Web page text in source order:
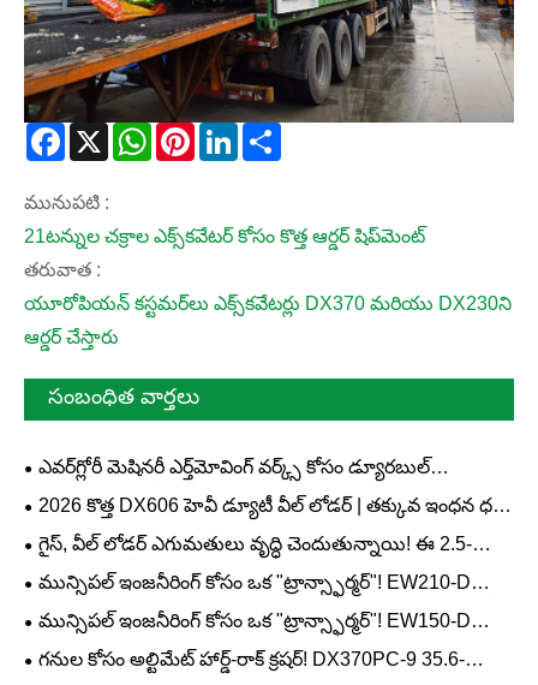
Facebook
X WhatsAppPinterestLinkedIn
మునుపటి :
21టన్నుల చక్రాల ఎక్స్‌కవేటర్ కోసం కొత్త ఆర్డర్ షిప్‌మెంట్
తరువాత :
యూరోపియన్ కస్టమర్‌లు ఎక్స్‌కవేటర్లు DX370 మరియు DX230ని
ఆర్డర్ చేస్తారు
సంబంధిత వార్తలు
ఎవర్‌గ్లోరీ మెషినరీ ఎర్త్‌మోవింగ్ వర్క్స్ కోసం డ్యూరబుల్
DX530L‑6 5‑టన్ వీల్ లోడర్‌ను ప్రారంభించింది
2026 కొత్త DX606 హెవీ డ్యూటీ వీల్ లోడర్ | తక్కువ ఇంధన ధర
క్వారీ నిర్మాణ లోడర్
గైస్, వీల్ లోడర్ ఎగుమతులు వృద్ధి చెందుతున్నాయి! ఈ 2.5-
టన్నుల "పాకెట్ పవర్‌హౌస్" అనేది కష్టమైన పని నుండి ఎన్నడూ
వెనక్కి తగ్గని నిజమైన వర్క్‌హోర్స్.
మున్సిపల్ ఇంజనీరింగ్ కోసం ఒక "ట్రాన్స్ఫార్మర్"! EW210-D
20.1-టన్ను చక్రాల ఎక్స్‌కవేటర్: రోడ్-రెడీ మరియు వర్క్-రెడీ—సైట్‌ల
మధ్య కదిలేటప్పుడు ఆలస్యం జరగదు
మున్సిపల్ ఇంజనీరింగ్ కోసం ఒక "ట్రాన్స్ఫార్మర్"! EW150-D
13.52-టన్నుల చక్రాల ఎక్స్‌కవేటర్: రోడ్-సిద్ధంగా మరియు పని-
సిద్ధంగా-సైట్‌లను తరలించేటప్పుడు ఆలస్యం జరగదు
గనుల కోసం అల్టిమేట్ హార్డ్-రాక్ క్రషర్! DX370PC-9 35.6-